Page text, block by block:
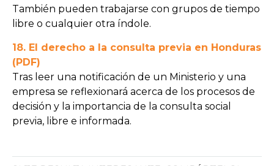
También pueden trabajarse con grupos de tiempo
libre o cualquier otra índole.
18. El derecho a la consulta previa en Honduras
(PDF)
Tras leer una notificación de un Ministerio y una
empresa se reflexionará acerca de los procesos de
decisión y la importancia de la consulta social
previa, libre e informada.